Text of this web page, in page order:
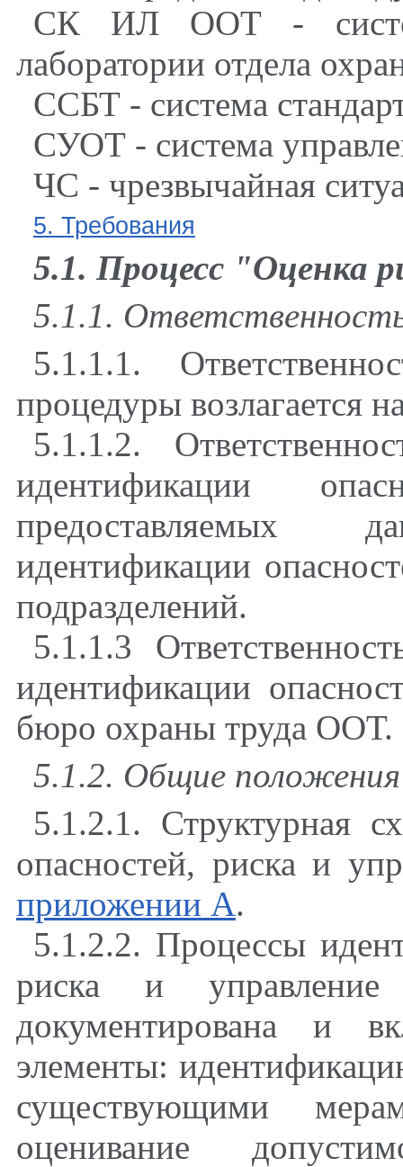
СК ИЛ ООТ -
лаборатории отдела
ССБТ - система
СУОТ - система
ЧС - чрезвычайная
5. Требования
5.1. Процесс "Оценка
5.1.1.
5.1.1.1.
процедуры возлагается
5.1.1.2.
идентификации
предоставляемых
идентификации
подразделений.
5.1.1.3
идентификации
бюро охраны труда ООТ.
5.1.2. Общие положения
5.1.2.1. Структурная
опасностей, риска и
приложении А.
5.1.2.2. Процессы
риска и
документирована и
элементы:
существующими
оценивание